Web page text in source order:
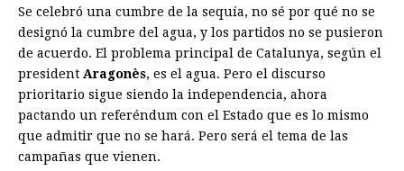
Se celebró una cumbre de la sequía, no sé por qué no se
designó la cumbre del agua, y los partidos no se pusieron
de acuerdo. El problema principal de Catalunya, según el
president Aragonès, es el agua. Pero el discurso
prioritario sigue siendo la independencia, ahora
pactando un referéndum con el Estado que es lo mismo
que admitir que no se hará. Pero será el tema de las
campañas que vienen.